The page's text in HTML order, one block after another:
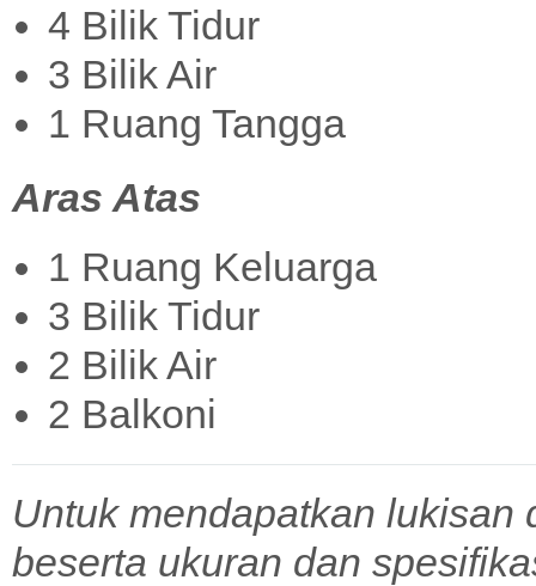
4 Bilik Tidur
3 Bilik Air
1 Ruang Tangga
Aras Atas
1 Ruang Keluarga
3 Bilik Tidur
2 Bilik Air
2 Balkoni
Untuk mendapatkan
beserta ukuran dan